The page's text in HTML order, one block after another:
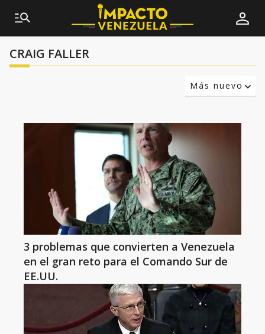
CRAIG FALLER
Más nuevo
3 problemas que convierten a Venezuela
en el gran reto para el Comando Sur de
EE.UU.